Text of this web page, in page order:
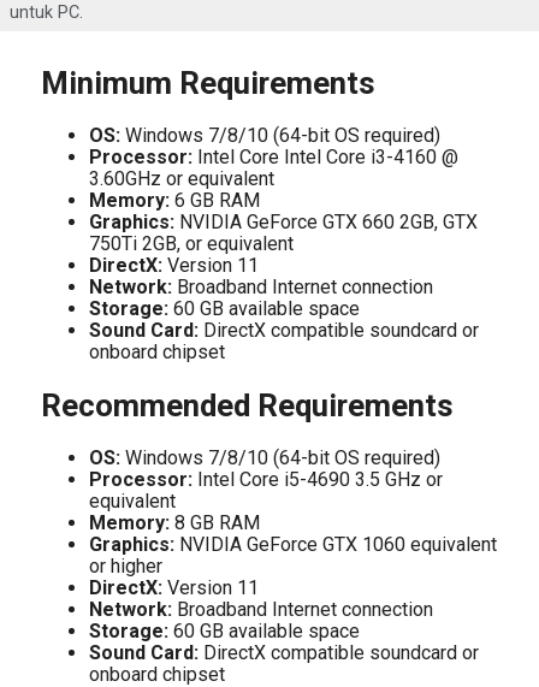
untuk PC.
Minimum Requirements
OS:Windows 7/8/10 (64-bit OS required)
Processor:Intel Core Intel Core i3-4160 @
3.60GHz or equivalent
Memory:6 GB RAM
Graphics:NVIDIA GeForce GTX 660 2GB, GTX
750Ti 2GB, or equivalent
DirectX:Version 11
Network:Broadband Internet connection
Storage:60 GB available space
Sound Card:DirectX compatible soundcard or
onboard chipset
Recommended Requirements
OS:Windows 7/8/10 (64-bit OS required)
Processor:Intel Core i5-4690 3.5 GHz or
equivalent
Memory:8 GB RAM
Graphics:NVIDIA GeForce GTX 1060 equivalent
or higher
DirectX:Version 11
Network:Broadband Internet connection
Storage:60 GB available space
Sound Card:DirectX compatible soundcard or
onboard chipset